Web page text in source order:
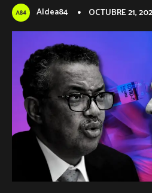
Aldea84 OCTUBRE 21,